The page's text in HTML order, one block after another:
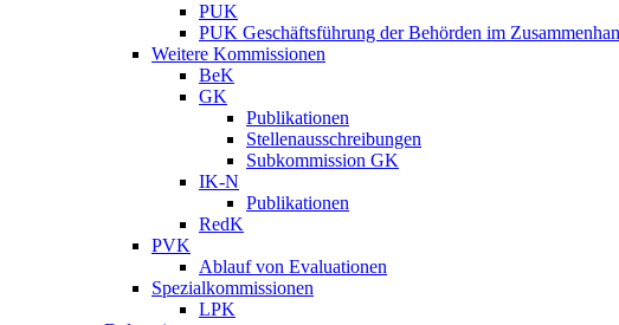
PUK
PUK Geschäftsführung der Behörden im
Weitere Kommissionen
BeK
GK
Publikationen
Stellenausschreibungen
Subkommission GK
IK-N
Publikationen
RedK
PVK
Ablauf von Evaluationen
Spezialkommissionen
LPK